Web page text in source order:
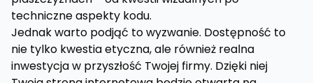
techniczne aspekty kodu.
Jednak warto podjąć to wyzwanie. Dostępność to
nie tylko kwestia etyczna, ale również realna
inwestycja w przyszłość Twojej firmy. Dzięki niej